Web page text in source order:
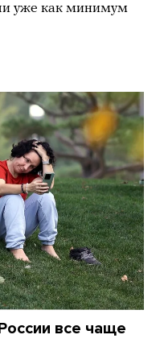
уже как минимум
все чаще